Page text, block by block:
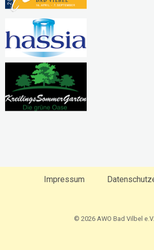
Impressum
© 2026 AWO Bad Vilbel e.V.